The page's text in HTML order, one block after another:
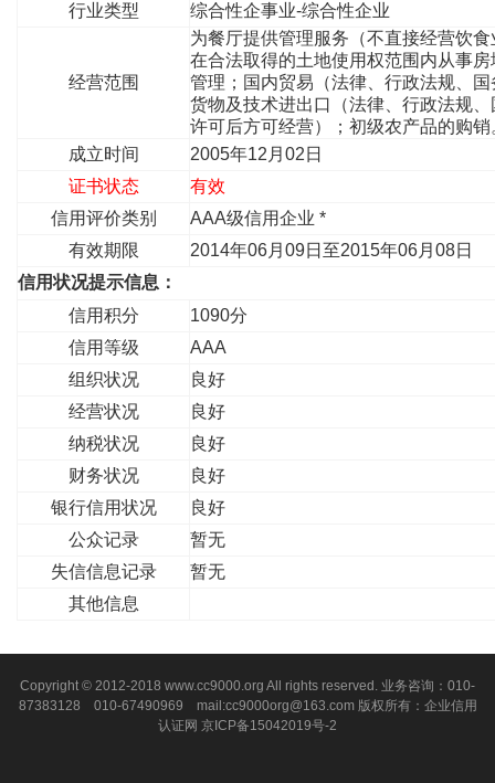
行业类型
综合性企事业-综合性企业
经营范围
为餐厅提供管理服务（不直接经营饮
在合法取得的土地使用权范围内从事
管理；国内贸易（法律、行政法规、
货物及技术进出口（法律、行政法规
许可后方可经营）；初级农产品的购
成立时间
2005年12月02日
证书状态
有效
信用评价类别
AAA级信用企业 *
有效期限
2014年06月09日至2015年06月08日
信用状况提示信息：
信用积分
1090分
信用等级
AAA
组织状况
良好
经营状况
良好
纳税状况
良好
财务状况
良好
银行信用状况
良好
公众记录
暂无
失信信息记录
暂无
其他信息
Copyright © 2012-2018 www.cc9000.org All rights reserved. 业务咨询：010-
87383128 010-67490969 mail:cc9000org@163.com 版权所有：企业信用
认证网 京ICP备15042019号-2